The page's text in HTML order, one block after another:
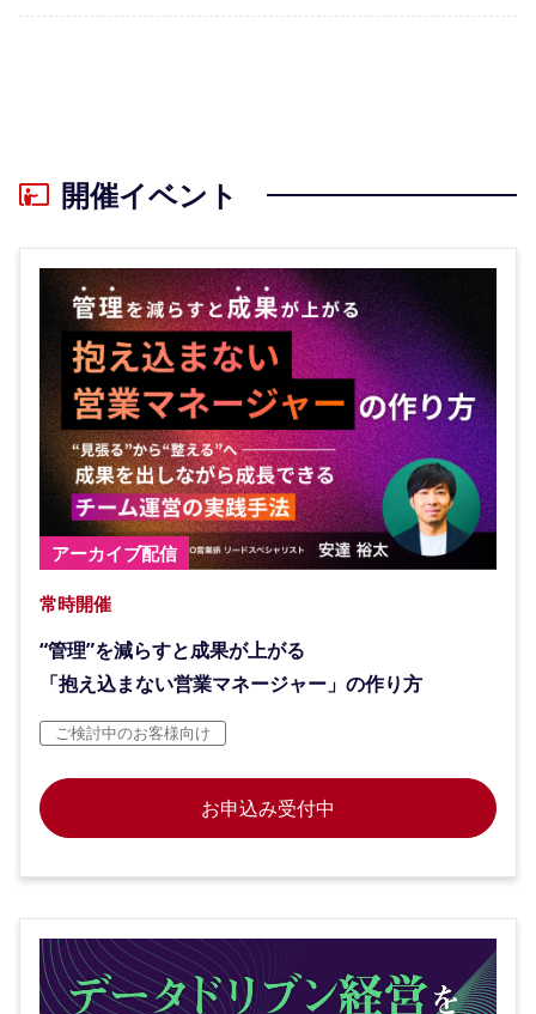
開催イベント
アーカイブ配信
常時開催
“管理”を減らすと成果が上がる
「抱え込まない営業マネージャー」の作り方
ご検討中のお客様向け
お申込み受付中